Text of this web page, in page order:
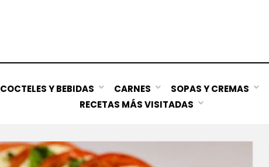
COCTELES Y BEBIDAS CARNES SOPAS Y CREMAS
RECETAS MÁS VISITADAS